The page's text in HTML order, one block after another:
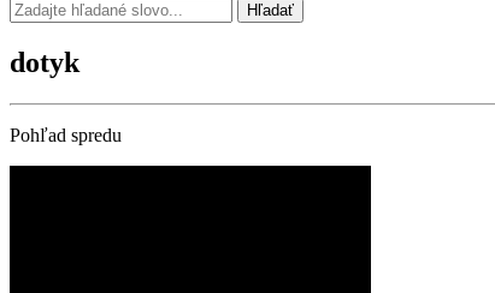
Hľadať
dotyk
Pohľad spredu